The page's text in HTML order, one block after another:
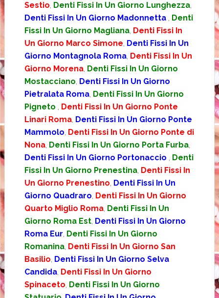
Sestio Denti Fissi In Un Giorno Lunghezza,
Denti Fissi In Un Giorno Madonnetta
Denti
Fissi In Un Giorno Magliana, Denti Fissi In
Un Giorno Marco Simone Denti Fissi In Un
Giorno Montagnola Roma, Denti Fissi In Un
Giorno Morena, Denti Fissi In Un Giorno
Mostacciano Denti Fissi In Un Giorno
Pietralata Roma, Denti Fissi In Un Giorno
Pigneto
Denti Fissi In Un Giorno Ponte
Linari Roma, Denti Fissi In Un Giorno Ponte
Mammolo Denti Fissi In Un Giorno Ponte di
Nona, Denti Fissi In Un Giorno Porta Furba,
Denti Fissi In Un Giorno Portonaccio
Denti
Fissi In Un Giorno Prenestina, Denti Fissi In
Un Giorno Prenestino Denti Fissi In Un
Giorno Quadraro Denti Fissi In Un Giorno
Quarto Miglio Roma, Denti Fissi In Un
Giorno Roma Est, Denti Fissi In Un Giorno
Roma Eur Denti Fissi In Un Giorno
Romanina, Denti Fissi In Un Giorno San
Basilio Denti Fissi In Un Giorno Selva
Candida, Denti Fissi In Un Giorno
Spinaceto Denti Fissi In Un Giorno